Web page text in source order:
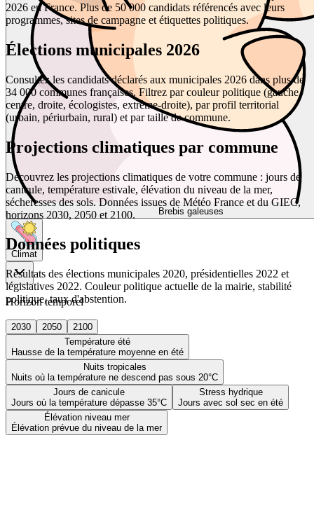
Brebis galeuses
Climat
Horizon temporel
2030 2050
2100
Température été
Hausse de la température moyenne en été
Nuits tropicales
Nuits où la température ne descend pas sous 20°C
Jours de canicule
Jours où la température dépasse 35°C
Stress hydrique
Jours avec sol sec en été
Élévation niveau mer
Élévation prévue du niveau de la mer
2026 en France. Plus de 50 000 candidats référencés avec leurs
programmes, sites de campagne et étiquettes politiques.
Élections municipales 2026
Consultez les candidats déclarés aux municipales 2026 dans plus de
34 000 communes françaises. Filtrez par couleur politique (gauche,
centre, droite, écologistes, extrême-droite), par profil territorial
(urbain, périurbain, rural) et par taille de commune.
Projections climatiques par commune
Découvrez les projections climatiques de votre commune : jours de
canicule, température estivale, élévation du niveau de la mer,
sécheresses des sols. Données issues de Météo France et du GIEC,
horizons 2030, 2050 et 2100.
Données politiques
Résultats des élections municipales 2020, présidentielles 2022 et
législatives 2022. Couleur politique actuelle de la mairie, stabilité
politique, taux d'abstention.